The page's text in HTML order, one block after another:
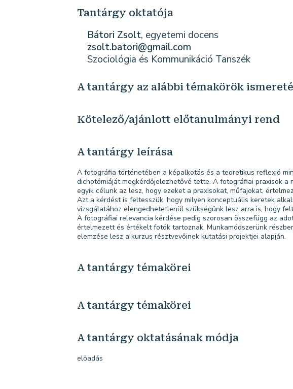
Tantárgy oktatója
Bátori Zsolt, egyetemi docens
zsolt.batori@gmail.com
Szociológia és Kommunikáció Tanszék
A tantárgy az alábbi témakörök
Kötelező/ajánlott előtanulmányi rend
A tantárgy leírása
A fotográfia történetében a képalkotás és a teoretikus reflexió
dichotómiáját megkérdőjelezhetővé tette. A fotográfiai praxisok
egyik célunk az lesz, hogy ezeket a praxisokat, műfajokat,
Azt a kérdést is feltesszük, hogy milyen konceptuális keretek
vizsgálatához elengedhetetlenül szükségünk lesz arra is, hogy
A fotográfiai relevancia kérdése pedig szorosan összefügg az
értelmezett és értékelt fotók tartoznak. Munkamódszerünk
elemzése lesz a kurzus résztvevőinek kutatási projektjei alapján.
A tantárgy témakörei
A tantárgy témakörei
A tantárgy oktatásának módja
előadás